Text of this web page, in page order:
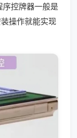
控牌器一般是
操作就能实现